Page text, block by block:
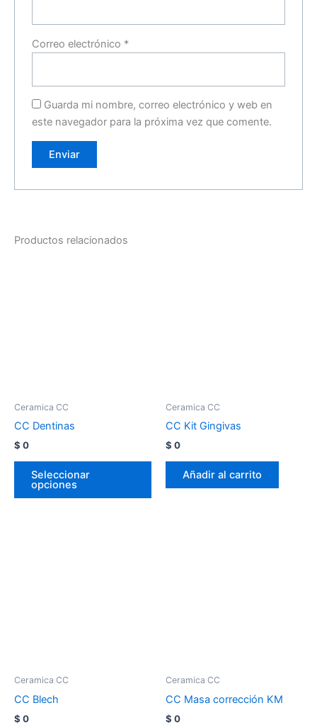
Correo electrónico *
Guarda mi nombre, correo electrónico y web en
este navegador para la próxima vez que comente.
Productos relacionados
Ceramica CC
CC Dentinas
$ 0
Seleccionar
opciones
Ceramica CC
CC Kit Gingivas
$ 0
Añadir al carrito
Ceramica CC
CC Blech
$ 0
Ceramica CC
CC Masa corrección KM
$ 0